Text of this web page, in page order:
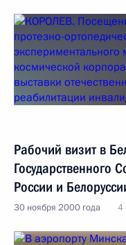
Рабочий визит в
Государственного
России и
30 ноября 2000 года 4